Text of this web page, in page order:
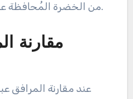
من الخضرة المُحافظة عليها جيدًا إلى الأندية الحديثة.
مقارنة
عند مقارنة المرافق